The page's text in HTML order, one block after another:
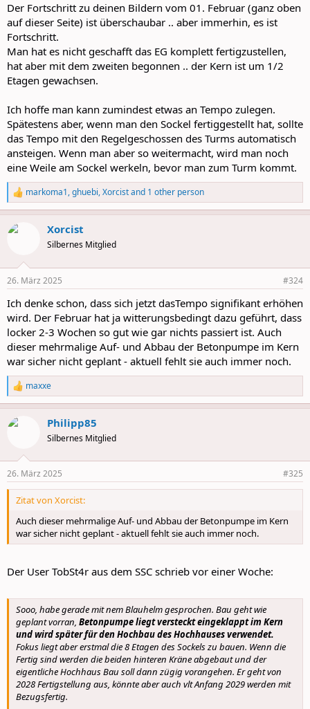
Der Fortschritt zu deinen Bildern vom 01. Februar (ganz oben
auf dieser Seite) ist überschaubar .. aber immerhin, es ist
Fortschritt.
Man hat es nicht geschafft das EG komplett fertigzustellen,
hat aber mit dem zweiten begonnen .. der Kern ist um 1/2
Etagen gewachsen.
Ich hoffe man kann zumindest etwas an Tempo zulegen.
Spätestens aber, wenn man den Sockel fertiggestellt hat, sollte
das Tempo mit den Regelgeschossen des Turms automatisch
ansteigen. Wenn man aber so weitermacht, wird man noch
eine Weile am Sockel werkeln, bevor man zum Turm kommt.
R
e
a
c
s
markoma1,ghuebi,Xorcistand 1 other person
Xorcist
Silbernes Mitglied
26. März 2025 #324
Ich denke schon, dass sich jetzt dasTempo signifikant erhöhen
wird. Der Februar hat ja witterungsbedingt dazu geführt, dass
locker 2-3 Wochen so gut wie gar nichts passiert ist. Auch
dieser mehrmalige Auf- und Abbau der Betonpumpe im Kern
war sicher nicht geplant - aktuell fehlt sie auch immer noch.
R
e
a
c
s
:
maxxe
Philipp85
Silbernes Mitglied
26. März 2025 #325
Zitat von Xorcist:
Auch dieser mehrmalige Auf- und Abbau der Betonpumpe im Kern
war sicher nicht geplant - aktuell fehlt sie auch immer noch.
Der User TobSt4r aus dem SSC schrieb vor einer Woche:
Sooo, habe gerade mit nem Blauhelm gesprochen. Bau geht wie
geplant vorran, Betonpumpe liegt versteckt eingeklappt im Kern
und wird später für den Hochbau des Hochhauses verwendet.
Fokus liegt aber erstmal die 8 Etagen des Sockels zu bauen. Wenn die
Fertig sind werden die beiden hinteren Kräne abgebaut und der
eigentliche Hochhaus Bau soll dann zügig vorangehen. Er geht von
2028 Fertigstellung aus, könnte aber auch vlt Anfang 2029 werden mit
Bezugsfertig.